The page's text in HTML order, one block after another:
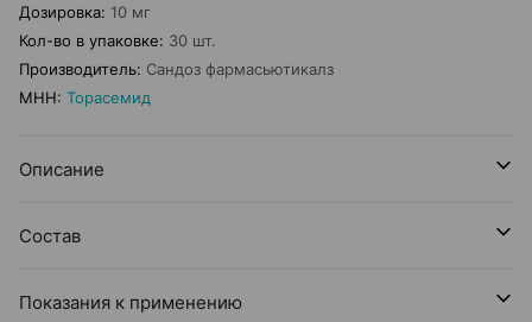
Дозировка: 10 мг
Кол-во в упаковке: 30 шт.
Производитель: Сандоз фармасьютикалз
МНН: Торасемид
Описание
Состав
Показания к применению